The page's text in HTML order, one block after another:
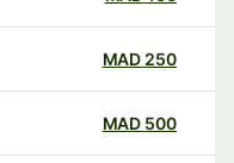
250
MAD
500
MAD